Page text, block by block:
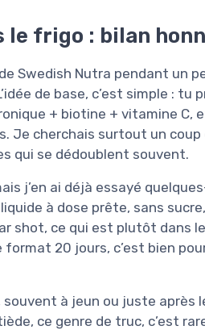
le frigo : bilan
Swedish Nutra pendant un
de base, c’est simple : tu
+ biotine + vitamine C,
Je cherchais surtout un coup
qui se dédoublent souvent.
j’en ai déjà essayé
à dose prête, sans
shot, ce qui est plutôt dans
format 20 jours, c’est bien
à jeun ou juste après
ce genre de truc, c’est